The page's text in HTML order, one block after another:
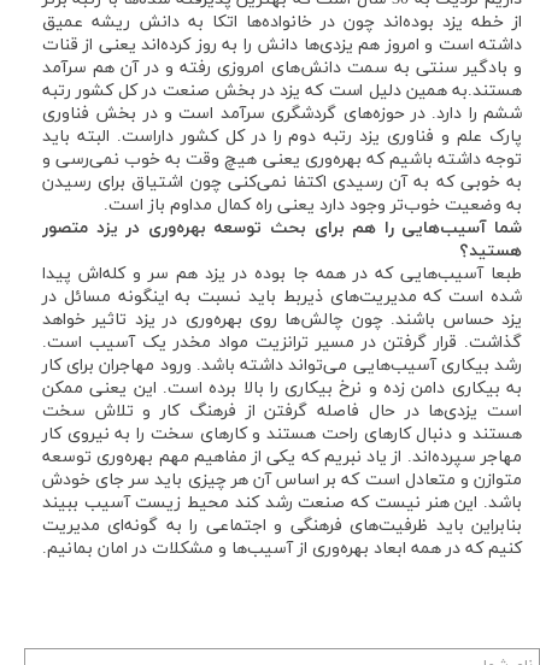
از خطه یزد بوده‌اند چون در خانواده‌ها اتکا به دانش ریشه عمیق
داشته است و امروز هم یزدی‌ها دانش را به روز کرده‌اند یعنی از قنات
و بادگیر سنتی به سمت دانش‌های امروزی رفته و در آن هم سرآمد
هستند.به همین دلیل است که یزد در بخش صنعت در کل کشور رتبه
ششم را دارد. در حوزه‌های گردشگری سرآمد است و در بخش فناوری
پارک علم و فناوری یزد رتبه دوم را در کل کشور داراست. البته باید
توجه داشته باشیم که بهره‌وری یعنی هیچ وقت به خوب نمی‌رسی و
به خوبی که به آن رسیدی اکتفا نمی‌کنی چون اشتیاق برای رسیدن
به وضعیت خوب‌تر وجود دارد یعنی راه کمال مداوم باز است.
شما آسیب‌هایی را هم برای بحث توسعه بهره‌وری در یزد متصور
هستید؟
طبعا آسیب‌هایی که در همه جا بوده در یزد هم سر و کله‌اش پیدا
شده است که مدیریت‌های ذیربط باید نسبت به اینگونه مسائل در
یزد حساس باشند. چون چالش‌ها روی بهره‌وری در یزد تاثیر خواهد
گذاشت. قرار گرفتن در مسیر ترانزیت مواد مخدر یک آسیب است.
رشد بیکاری آسیب‌هایی می‌تواند داشته باشد. ورود مهاجران برای کار
به بیکاری دامن زده و نرخ بیکاری را بالا برده است. این یعنی ممکن
است یزدی‌ها در حال فاصله گرفتن از فرهنگ کار و تلاش سخت
هستند و دنبال کارهای راحت هستند و کارهای سخت را به نیروی کار
مهاجر سپرده‌اند. از یاد نبریم که یکی از مفاهیم مهم بهره‌وری توسعه
متوازن و متعادل است که بر اساس آن هر چیزی باید سر جای خودش
باشد. این هنر نیست که صنعت رشد کند محیط زیست آسیب ببیند
بنابراین باید ظرفیت‌های فرهنگی و اجتماعی را به گونه‌ای مدیریت
کنیم که در همه ابعاد بهره‌وری از آسیب‌ها و مشکلات در امان بمانیم.